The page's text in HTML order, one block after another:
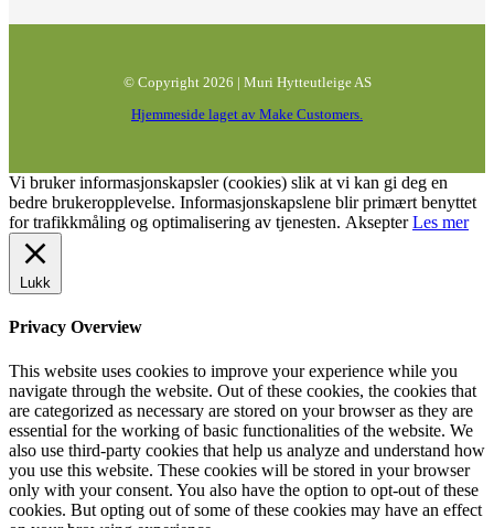
© Copyright 2026 | Muri Hytteutleige AS
Hjemmeside laget av Make Customers.
Vi bruker informasjonskapsler (cookies) slik at vi kan gi deg en
bedre brukeropplevelse. Informasjonskapslene blir primært benyttet
for trafikkmåling og optimalisering av tjenesten. Aksepter Les mer
Lukk
Privacy Overview
This website uses cookies to improve your experience while you
navigate through the website. Out of these cookies, the cookies that
are categorized as necessary are stored on your browser as they are
essential for the working of basic functionalities of the website. We
also use third-party cookies that help us analyze and understand how
you use this website. These cookies will be stored in your browser
only with your consent. You also have the option to opt-out of these
cookies. But opting out of some of these cookies may have an effect